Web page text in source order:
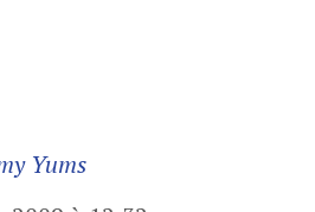
Yums